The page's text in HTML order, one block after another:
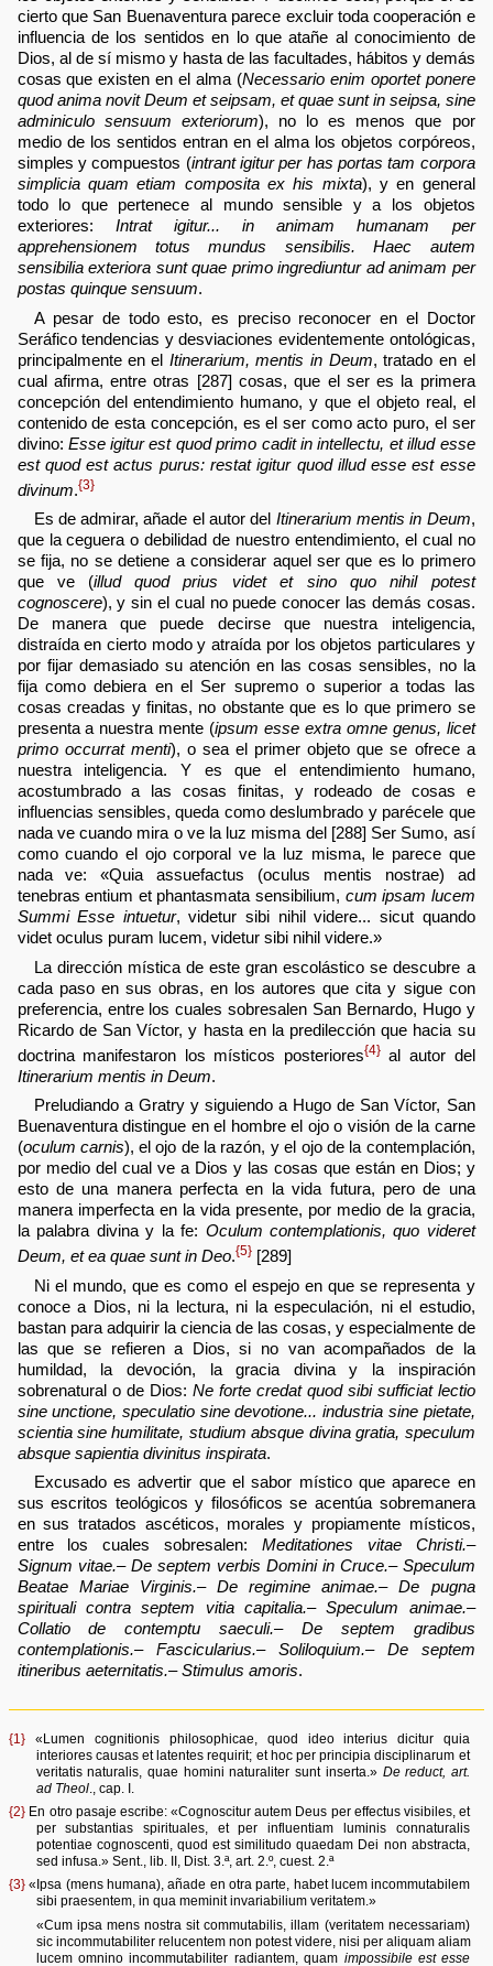
cierto que San Buenaventura parece excluir toda cooperación e
influencia de los sentidos en lo que atañe al conocimiento de
Dios, al de sí mismo y hasta de las facultades, hábitos y demás
cosas que existen en el alma (Necessario enim oportet ponere
quod anima novit Deum et seipsam, et quae sunt in seipsa, sine
adminiculo sensuum exteriorum), no lo es menos que por
medio de los sentidos entran en el alma los objetos corpóreos,
simples y compuestos (intrant igitur per has portas tam corpora
simplicia quam etiam composita ex his mixta), y en general
todo lo que pertenece al mundo sensible y a los objetos
exteriores: Intrat igitur... in animam humanam per
apprehensionem totus mundus sensibilis. Haec autem
sensibilia exteriora sunt quae primo ingrediuntur ad animam per
postas quinque sensuum.
A pesar de todo esto, es preciso reconocer en el Doctor
Seráfico tendencias y desviaciones evidentemente ontológicas,
principalmente en el Itinerarium, mentis in Deum, tratado en el
cual afirma, entre otras [287] cosas, que el ser es la primera
concepción del entendimiento humano, y que el objeto real, el
contenido de esta concepción, es el ser como acto puro, el ser
divino: Esse igitur est quod primo cadit in intellectu, et illud esse
est quod est actus purus: restat igitur quod illud esse est esse
divinum.{3}
Es de admirar, añade el autor del Itinerarium mentis in Deum,
que la ceguera o debilidad de nuestro entendimiento, el cual no
se fija, no se detiene a considerar aquel ser que es lo primero
que ve (illud quod prius videt et sino quo nihil potest
cognoscere), y sin el cual no puede conocer las demás cosas.
De manera que puede decirse que nuestra inteligencia,
distraída en cierto modo y atraída por los objetos particulares y
por fijar demasiado su atención en las cosas sensibles, no la
fija como debiera en el Ser supremo o superior a todas las
cosas creadas y finitas, no obstante que es lo que primero se
presenta a nuestra mente (ipsum esse extra omne genus, licet
primo occurrat menti), o sea el primer objeto que se ofrece a
nuestra inteligencia. Y es que el entendimiento humano,
acostumbrado a las cosas finitas, y rodeado de cosas e
influencias sensibles, queda como deslumbrado y parécele que
nada ve cuando mira o ve la luz misma del [288] Ser Sumo, así
como cuando el ojo corporal ve la luz misma, le parece que
nada ve: «Quia assuefactus (oculus mentis nostrae) ad
tenebras entium et phantasmata sensibilium, cum ipsam lucem
Summi Esse intuetur, videtur sibi nihil videre... sicut quando
videt oculus puram lucem, videtur sibi nihil videre.»
La dirección mística de este gran escolástico se descubre a
cada paso en sus obras, en los autores que cita y sigue con
preferencia, entre los cuales sobresalen San Bernardo, Hugo y
Ricardo de San Víctor, y hasta en la predilección que hacia su
doctrina manifestaron los místicos posteriores{4}al autor del
Itinerarium mentis in Deum.
Preludiando a Gratry y siguiendo a Hugo de San Víctor, San
Buenaventura distingue en el hombre el ojo o visión de la carne
(oculum carnis), el ojo de la razón, y el ojo de la contemplación,
por medio del cual ve a Dios y las cosas que están en Dios; y
esto de una manera perfecta en la vida futura, pero de una
manera imperfecta en la vida presente, por medio de la gracia,
la palabra divina y la fe: Oculum contemplationis, quo videret
Deum, et ea quae sunt in Deo.{5}[289]
Ni el mundo, que es como el espejo en que se representa y
conoce a Dios, ni la lectura, ni la especulación, ni el estudio,
bastan para adquirir la ciencia de las cosas, y especialmente de
las que se refieren a Dios, si no van acompañados de la
humildad, la devoción, la gracia divina y la inspiración
sobrenatural o de Dios: Ne forte credat quod sibi sufficiat lectio
sine unctione, speculatio sine devotione... industria sine pietate,
scientia sine humilitate, studium absque divina gratia, speculum
absque sapientia divinitus inspirata.
Excusado es advertir que el sabor místico que aparece en
sus escritos teológicos y filosóficos se acentúa sobremanera
en sus tratados ascéticos, morales y propiamente místicos,
entre los cuales sobresalen: Meditationes vitae Christi.–
Signum vitae.– De septem verbis Domini in Cruce.– Speculum
Beatae Mariae Virginis.– De regimine animae.– De pugna
spirituali contra septem vitia capitalia.– Speculum animae.–
Collatio de contemptu saeculi.– De septem gradibus
contemplationis.– Fascicularius.– Soliloquium.– De septem
itineribus aeternitatis.– Stimulus amoris.
{1} «Lumen cognitionis philosophicae, quod ideo interius dicitur quia
interiores causas et latentes requirit; et hoc per principia disciplinarum et
veritatis naturalis, quae homini naturaliter sunt inserta.» De reduct, art.
ad Theol., cap. I.
{2} En otro pasaje escribe: «Cognoscitur autem Deus per effectus visibiles, et
per substantias spirituales, et per influentiam luminis connaturalis
potentiae cognoscenti, quod est similitudo quaedam Dei non abstracta,
sed infusa.» Sent., lib. II, Dist. 3.ª, art. 2.º, cuest. 2.ª
{3} «Ipsa (mens humana), añade en otra parte, habet lucem incommutabilem
sibi praesentem, in qua meminit invariabilium veritatem.»
«Cum ipsa mens nostra sit commutabilis, illam (veritatem necessariam)
sic incommutabiliter relucentem non potest videre, nisi per aliquam aliam
lucem omnino incommutabiliter radiantem, quam impossibile est esse